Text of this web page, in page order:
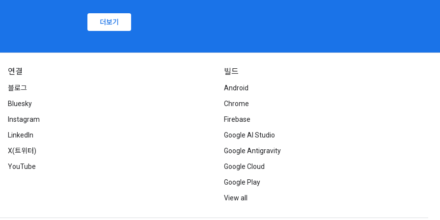
더보기
연결
블로그
Bluesky
Instagram
LinkedIn
X(트위터)
YouTube
빌드
Android
Chrome
Firebase
Google AI Studio
Google Antigravity
Google Cloud
Google Play
View all